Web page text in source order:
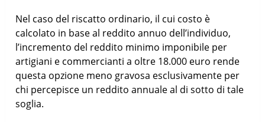
Nel caso del riscatto ordinario, il cui costo è
calcolato in base al reddito annuo dell’individuo,
l’incremento del reddito minimo imponibile per
artigiani e commercianti a oltre 18.000 euro rende
questa opzione meno gravosa esclusivamente per
chi percepisce un reddito annuale al di sotto di tale
soglia.